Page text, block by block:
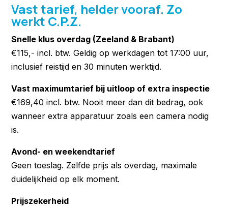
Vast tarief, helder vooraf. Zo
werkt C.P.Z.
Snelle klus overdag (Zeeland & Brabant)
€115,- incl. btw. Geldig op werkdagen tot 17:00 uur,
inclusief reistijd en 30 minuten werktijd.
Vast maximumtarief bij uitloop of extra inspectie
€169,40 incl. btw. Nooit meer dan dit bedrag, ook
wanneer extra apparatuur zoals een camera nodig
is.
Avond- en weekendtarief
Geen toeslag. Zelfde prijs als overdag, maximale
duidelijkheid op elk moment.
Prijszekerheid